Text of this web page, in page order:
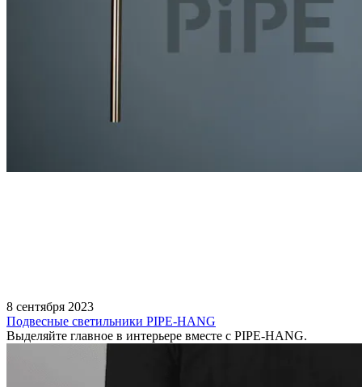
8 сентября 2023
Подвесные светильники PIPE-HANG
Выделяйте главное в интерьере вместе с PIPE-HANG.